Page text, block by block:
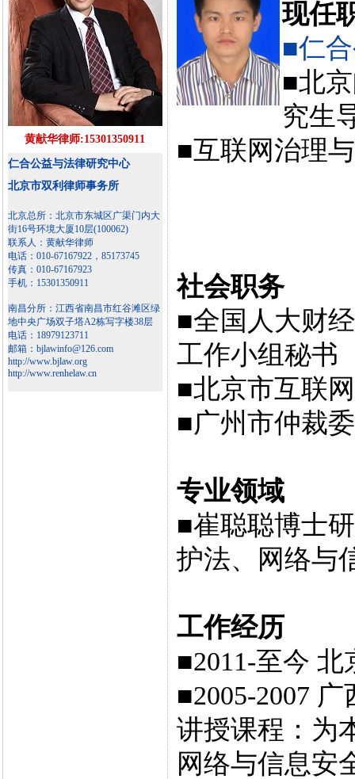
黄献华律师:15301350911
仁合公益与法律研究中心
北京市双利律师事务所
北京总所：北京市东城区广渠门内大
街16号环境大厦10层(100062)
联系人：黄献华律师
电话：010-67167922，85173745
传真：010-67167923
手机：15301350911
南昌分所：江西省南昌市红谷滩区绿
地中央广场双子塔A2栋写字楼38层
电话：18979123711
邮箱：bjlawinfo@126.com
http://www.bjlaw.org
http://www.renhelaw.cn
现任
■仁
■北
究生
■互联网治理
社会职务
■全国人大财
工作小组秘书
■北京市互联
■广州市仲裁
专业领域
■崔聪聪博士
护法、网络与
工作经历
■2011-至今
■2005-2007
讲授课程：为
网络与信息安